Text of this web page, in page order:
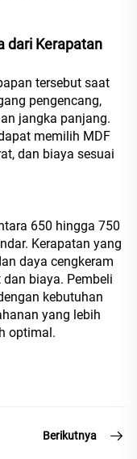
dari Kerapatan
tersebut saat
pengencang,
jangka panjang.
memilih MDF
dan biaya sesuai
650 hingga 750
Kerapatan yang
daya cengkeram
biaya. Pembeli
kebutuhan
yang lebih
optimal.
Berikutnya